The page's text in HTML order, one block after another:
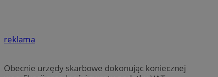
reklama
Obecnie urzędy skarbowe dokonując koniecznej